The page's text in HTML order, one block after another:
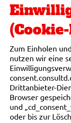
Zum Einholen
nutzen wir eine
Drittanbieter-
Browser
und
oder bis zur